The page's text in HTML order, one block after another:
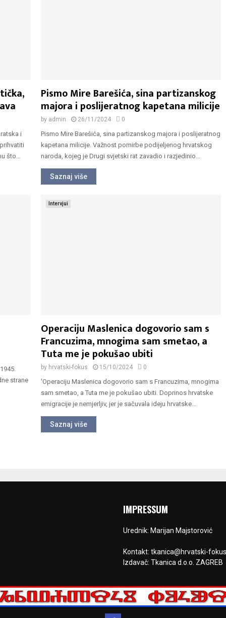
i
što...
Pismo Mire Barešića, sina partizanskog
majora i poslijeratnog kapetana milicije
by admin 26/11/2024 0
Pismo Mire Barešića, sina partizanskog majora i poslijeratnog
kapetana milicije. Važnost pomirbe podijeljenog hrvatskog
naroda, kojeg je Drugi svjetski rat zavadio i razjedinio...
Saznaj više
strane
Intervjui
Operaciju Maslenica dogovorio sam s
Francuzima, mnogima sam smetao, a
Tuta me je pokušao ubiti
by hrvatski-fokus 15/10/2024 0
'Operaciju Maslenica dogovorio sam s Francuzima, mnogima
sam smetao, a Tuta me je pokušao ubiti. Doprinos hrvatske
emigracije je nemjerljiv, jer je sačuvala ideju hrvatske...
Saznaj više
IMPRESSUM
Urednik: Marijan Majstorović
Kontakt: tkanica@hrvatski-
Izdavač: Tkanica d.o.o. ZAGREB